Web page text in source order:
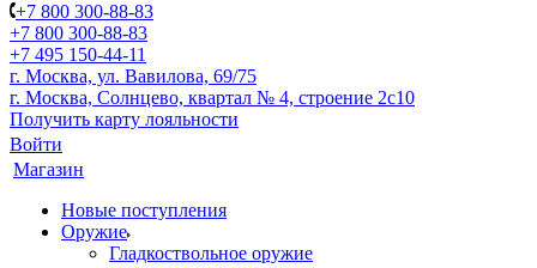
+7 800 300-88-83
+7 800 300-88-83
+7 495 150-44-11
г. Москва, ул. Вавилова, 69/75
г. Москва, Солнцево, квартал № 4, строение 2с10
Получить карту лояльности
Войти
Магазин
Новые поступления
Оружие
Гладкоствольное оружие